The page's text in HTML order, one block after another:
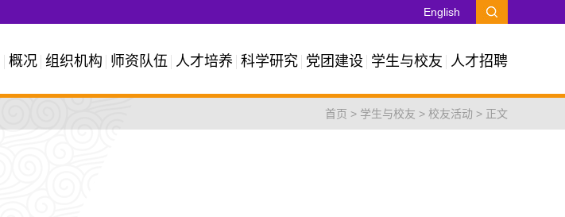
English
概况 组织机构 师资队伍 人才培养 科学研究 党团建设 学生与校友 人才招聘
首页 > 学生与校友 > 校友活动 > 正文